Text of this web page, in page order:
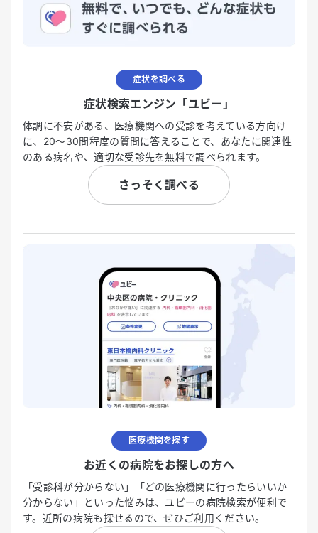
症状を調べる
症状検索エンジン「ユビー」
体調に不安がある、医療機関への受診を考えている方向け
に、20〜30問程度の質問に答えることで、あなたに関連性
のある病名や、適切な受診先を無料で調べられます。
さっそく調べる
医療機関を探す
お近くの病院をお探しの方へ
「受診科が分からない」「どの医療機関に行ったらいいか
分からない」といった悩みは、ユビーの病院検索が便利で
す。近所の病院も探せるので、ぜひご利用ください。